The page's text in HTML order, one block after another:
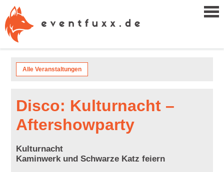
Alle Veranstaltungen
Disco: Kulturnacht –
Aftershowparty
Kulturnacht
Kaminwerk und Schwarze Katz feiern